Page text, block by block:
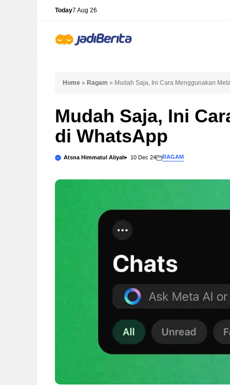
Today7 Aug 26
Home » Ragam » Mudah Saja, Ini Cara Menggunakan
Mudah Saja, Ini
di WhatsApp
Atsna Himmatul Aliyah 10 Dec 24 RAGAM